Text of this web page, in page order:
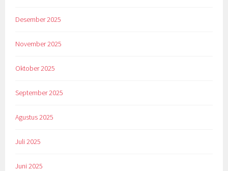
Desember 2025
November 2025
Oktober 2025
September 2025
Agustus 2025
Juli 2025
Juni 2025